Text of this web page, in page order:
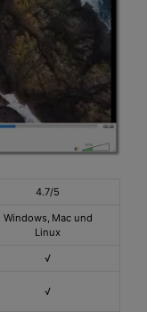
4.7/5
Windows, Mac und
Linux
√
√